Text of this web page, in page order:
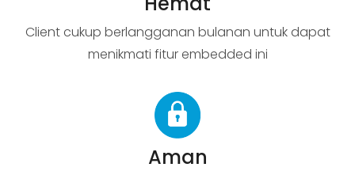
Client cukup berlangganan bulanan untuk dapat
menikmati fitur embedded ini
Aman